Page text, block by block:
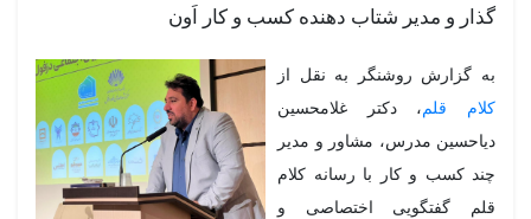
و مدیر شتاب دهنده کسب و کار اَون
گزارش روشنگر به نقل از
قلم ، دکتر غلامحسین
مدرس، مشاور و مدیر
کسب و کار با رسانه کلام
گفتگویی اختصاصی و